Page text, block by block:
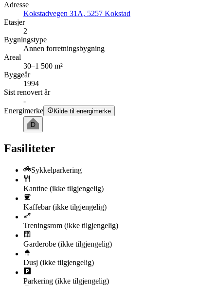
Adresse
Kokstadvegen 31A, 5257 Kokstad
Etasjer
2
Bygningstype
Annen forretningsbygning
Areal
30–1 500 m²
Byggeår
1994
Sist renovert år
-
Energimerke
Kilde til energimerke
D
Fasiliteter
Sykkelparkering
Kantine (ikke tilgjengelig)
Kaffebar(ikke tilgjengelig)
Treningsrom (ikke tilgjengelig)
Garderobe (ikke tilgjengelig)
Dusj (ikke tilgjengelig)
Parkering (ikke tilgjengelig)